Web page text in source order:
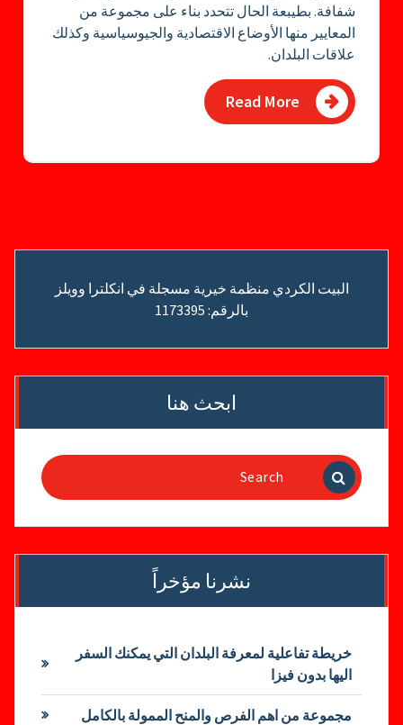
شفافة. بطيبعة الحال تتحدد بناء على مجموعة من
المعايير منها الأوضاع الاقتصادية والجيوسياسية وكذلك
علاقات البلدان.
Read More
البيت الكردي منظمة خيرية مسجلة في انكلترا وويلز
بالرقم: 1173395
ابحث هنا
Search
for:
نشرنا مؤخراً
خريطة تفاعلية لمعرفة البلدان التي يمكنك السفر
اليها بدون فيزا
مجموعة من اهم الفرص والمنح الممولة بالكامل